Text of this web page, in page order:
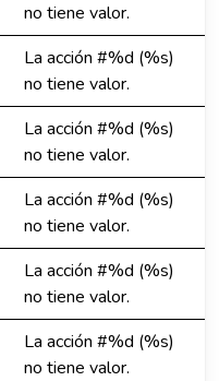
no tiene valor.
La acción #%d (%s)
no tiene valor.
La acción #%d (%s)
no tiene valor.
La acción #%d (%s)
no tiene valor.
La acción #%d (%s)
no tiene valor.
La acción #%d (%s)
no tiene valor.